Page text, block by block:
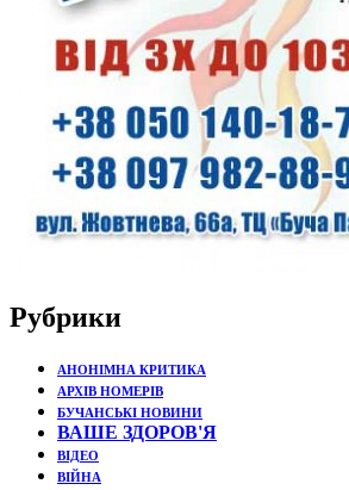
Рубрики
АНОНІМНА КРИТИКА
АРХІВ НОМЕРІВ
БУЧАНСЬКІ НОВИНИ
ВАШЕ ЗДОРОВ'Я
ВІДЕО
ВІЙНА